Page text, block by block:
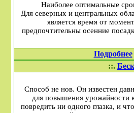
Наиболее оптимальные
Для северных и центральных
является время от
предпочтительны осенние
Подробнее
::.
Способ не нов. Он известен
для повышения урожайности
повредить ни одного глазка, и